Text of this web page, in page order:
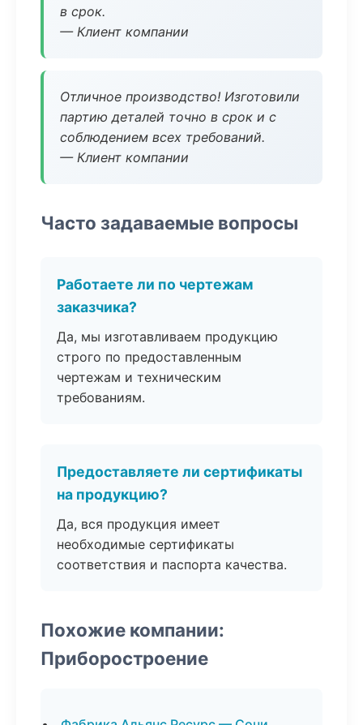
в срок.
— Клиент компании
Отличное производство! Изготовили
партию деталей точно в срок и с
соблюдением всех требований.
— Клиент компании
Часто задаваемые вопросы
Работаете ли по чертежам
заказчика?
Да, мы изготавливаем продукцию
строго по предоставленным
чертежам и техническим
требованиям.
Предоставляете ли сертификаты
на продукцию?
Да, вся продукция имеет
необходимые сертификаты
соответствия и паспорта качества.
Похожие компании:
Приборостроение